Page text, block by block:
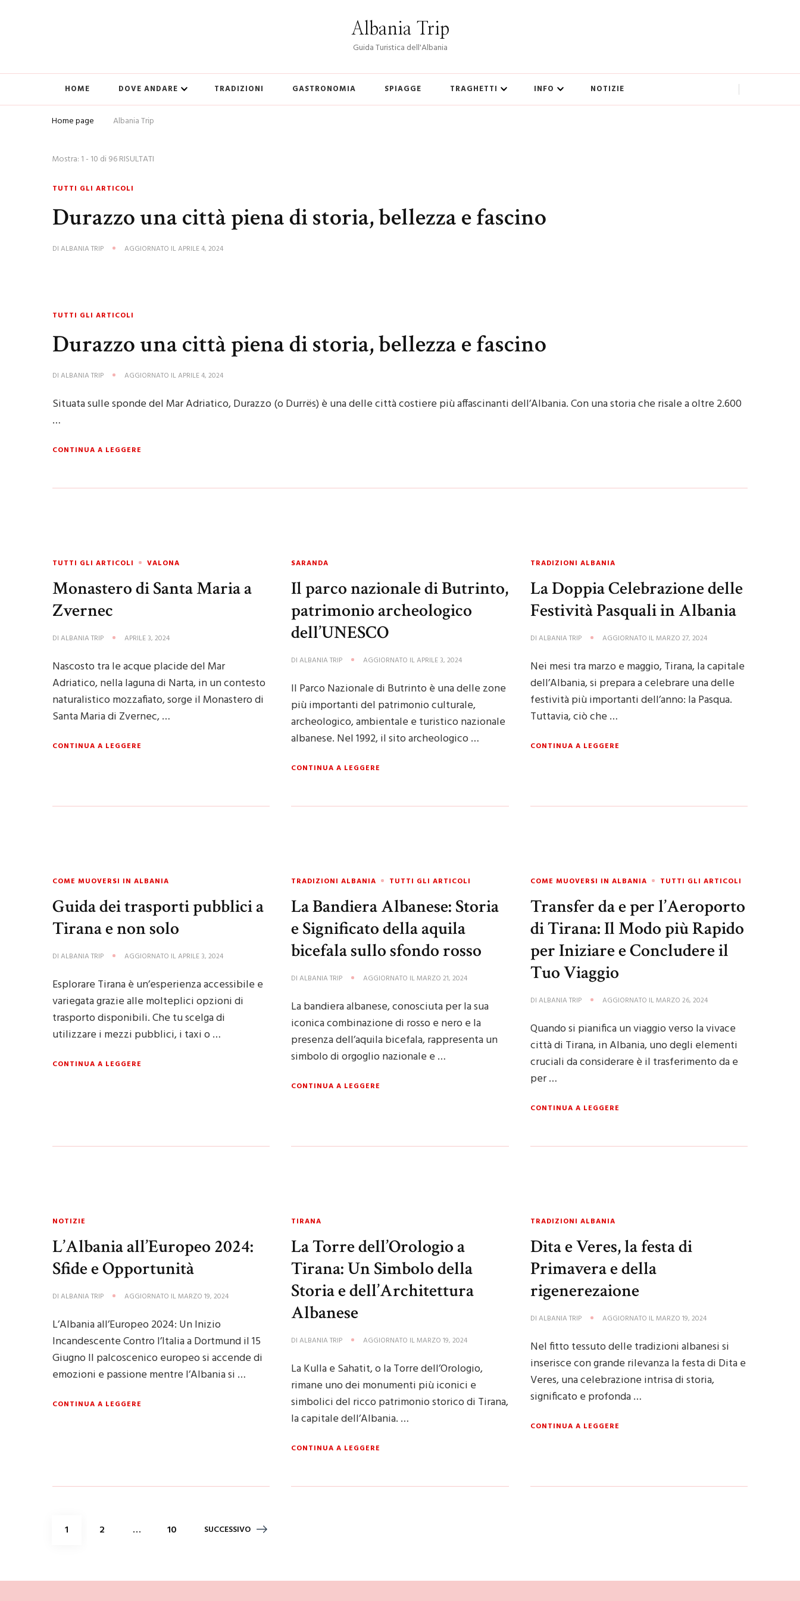
Albania Trip
Guida Turistica dell'Albania
HOME DOVE ANDARE TRADIZIONI GASTRONOMIA SPIAGGE TRAGHETTI INFO NOTIZIE
Home page Albania Trip
Mostra: 1 - 10 di 96 RISULTATI
TUTTI GLI ARTICOLI
Durazzo una città piena di storia, bellezza e fascino
DI ALBANIA TRIP AGGIORNATO ILAPRILE 4, 2024
TUTTI GLI ARTICOLI
Durazzo una città piena di storia, bellezza e fascino
DI ALBANIA TRIP AGGIORNATO ILAPRILE 4, 2024
Situata sulle sponde del Mar Adriatico, Durazzo (o Durrës) è una delle città costiere più affascinanti dell’Albania. Con una storia che risale a oltre 2.600
…
CONTINUA A LEGGERE
TUTTI GLI ARTICOLI VALONA
Monastero di Santa Maria a
Zvernec
DI ALBANIA TRIP APRILE 3, 2024
Nascosto tra le acque placide del Mar
Adriatico, nella laguna di Narta, in un contesto
naturalistico mozzafiato, sorge il Monastero di
Santa Maria di Zvernec, …
CONTINUA A LEGGERE
SARANDA
Il parco nazionale di Butrinto,
patrimonio archeologico
dell’UNESCO
DIALBANIA TRIP AGGIORNATO ILAPRILE 3, 2024
Il Parco Nazionale di Butrinto è una delle zone
più importanti del patrimonio culturale,
archeologico, ambientale e turistico nazionale
albanese. Nel 1992, il sito archeologico …
CONTINUA A LEGGERE
TRADIZIONI ALBANIA
La Doppia Celebrazione delle
Festività Pasquali in Albania
DI ALBANIA TRIP AGGIORNATO ILMARZO 27, 2024
Nei mesi tra marzo e maggio, Tirana, la capitale
dell’Albania, si prepara a celebrare una delle
festività più importanti dell’anno: la Pasqua.
Tuttavia, ciò che …
CONTINUA A LEGGERE
COME MUOVERSI IN ALBANIA
Guida dei trasporti pubblici a
Tirana e non solo
DI ALBANIA TRIP AGGIORNATO ILAPRILE 3, 2024
Esplorare Tirana è un’esperienza accessibile e
variegata grazie alle molteplici opzioni di
trasporto disponibili. Che tu scelga di
utilizzare i mezzi pubblici, i taxi o …
CONTINUA A LEGGERE
TRADIZIONI ALBANIA TUTTI GLI ARTICOLI
La Bandiera Albanese: Storia
e Significato della aquila
bicefala sullo sfondo rosso
DIALBANIA TRIP AGGIORNATO ILMARZO 21, 2024
La bandiera albanese, conosciuta per la sua
iconica combinazione di rosso e nero e la
presenza dell’aquila bicefala, rappresenta un
simbolo di orgoglio nazionale e …
CONTINUA A LEGGERE
COME MUOVERSI IN ALBANIA TUTTI GLI ARTICOLI
Transfer da e per l’Aeroporto
di Tirana: Il Modo più Rapido
per Iniziare e Concludere il
Tuo Viaggio
DI ALBANIA TRIP AGGIORNATO ILMARZO 26, 2024
Quando si pianifica un viaggio verso la vivace
città di Tirana, in Albania, uno degli elementi
cruciali da considerare è il trasferimento da e
per …
CONTINUA A LEGGERE
NOTIZIE
L’Albania all’Europeo 2024:
Sfide e Opportunità
DI ALBANIA TRIP AGGIORNATO ILMARZO 19, 2024
L’Albania all’Europeo 2024: Un Inizio
Incandescente Contro l’Italia a Dortmund il 15
Giugno Il palcoscenico europeo si accende di
emozioni e passione mentre l’Albania si …
CONTINUA A LEGGERE
TIRANA
La Torre dell’Orologio a
Tirana: Un Simbolo della
Storia e dell’Architettura
Albanese
DIALBANIA TRIP AGGIORNATO ILMARZO 19, 2024
La Kulla e Sahatit, o la Torre dell’Orologio,
rimane uno dei monumenti più iconici e
simbolici del ricco patrimonio storico di Tirana,
la capitale dell’Albania. …
CONTINUA A LEGGERE
TRADIZIONI ALBANIA
Dita e Veres, la festa di
Primavera e della
rigenerezaione
DI ALBANIA TRIP AGGIORNATO ILMARZO 19, 2024
Nel fitto tessuto delle tradizioni albanesi si
inserisce con grande rilevanza la festa di Dita e
Veres, una celebrazione intrisa di storia,
significato e profonda …
CONTINUA A LEGGERE
Paginazione
articoli
PAGINA
1 PAGINA
2 … PAGINA
10 SUCCESSIVO